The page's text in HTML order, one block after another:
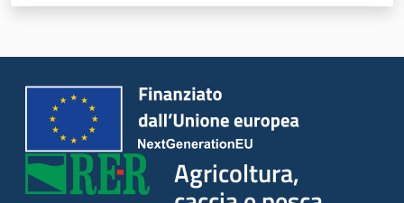
Agricoltura,
caccia e
Argomenti
Agricoltura,